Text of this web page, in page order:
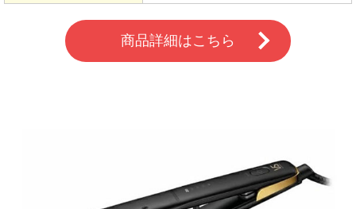
商品詳細はこちら